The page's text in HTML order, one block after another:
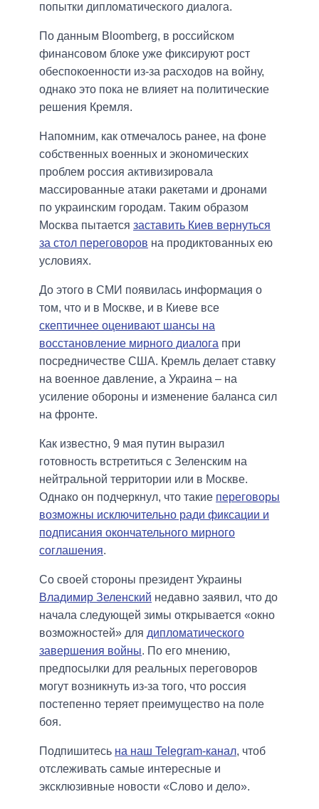
попытки дипломатического диалога.
По данным Bloomberg, в российском
финансовом блоке уже фиксируют рост
обеспокоенности из-за расходов на войну,
однако это пока не влияет на политические
решения Кремля.
Напомним, как отмечалось ранее, на фоне
собственных военных и экономических
проблем россия активизировала
массированные атаки ракетами и дронами
по украинским городам. Таким образом
Москва пытается заставить Киев вернуться
за стол переговоров на продиктованных ею
условиях.
До этого в СМИ появилась информация о
том, что и в Москве, и в Киеве все
скептичнее оценивают шансы на
восстановление мирного диалога при
посредничестве США. Кремль делает ставку
на военное давление, а Украина – на
усиление обороны и изменение баланса сил
на фронте.
Как известно, 9 мая путин выразил
готовность встретиться с Зеленским на
нейтральной территории или в Москве.
Однако он подчеркнул, что такие переговоры
возможны исключительно ради фиксации и
подписания окончательного мирного
соглашения.
Со своей стороны президент Украины
Владимир Зеленский недавно заявил, что до
начала следующей зимы открывается «окно
возможностей» для дипломатического
завершения войны. По его мнению,
предпосылки для реальных переговоров
могут возникнуть из-за того, что россия
постепенно теряет преимущество на поле
боя.
Подпишитесь на наш Telegram-канал, чтоб
отслеживать самые интересные и
эксклюзивные новости «Слово и дело».